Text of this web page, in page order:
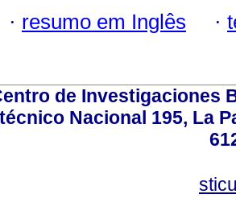
· resumo em Inglês ·
de Investigaciones
Nacional 195, La